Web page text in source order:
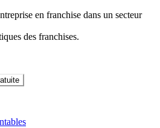
en franchise dans un secteur
des franchises.